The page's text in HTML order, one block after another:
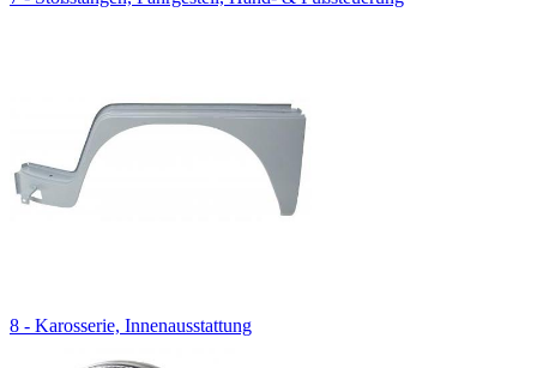
8 - Karosserie, Innenausstattung